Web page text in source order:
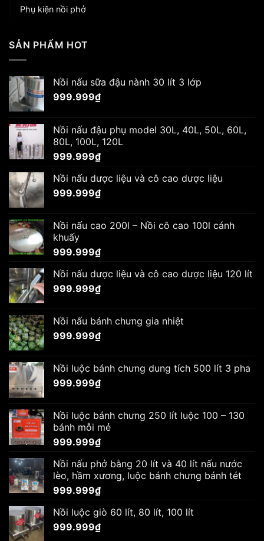
Phụ kiện nồi phở
SẢN PHẨM HOT
Nồi nấu sữa đậu nành 30 lít 3 lớp
999.999₫
Nồi nấu đậu phụ model 30L, 40L, 50L, 60L,
80L, 100L, 120L
999.999₫
Nồi nấu dược liệu và cô cao dược liệu
999.999₫
Nồi nấu cao 200l – Nồi cô cao 100l cánh
khuấy
999.999₫
Nồi nấu dược liệu và cô cao dược liệu 120 lít
999.999₫
Nồi nấu bánh chưng gia nhiệt
999.999₫
Nồi luộc bánh chưng dung tích 500 lít 3 pha
999.999₫
Nồi luộc bánh chưng 250 lít luộc 100 – 130
bánh mỗi mẻ
999.999₫
Nồi nấu phở bằng 20 lít và 40 lít nấu nước
lèo, hầm xương, luộc bánh chưng bánh tét
999.999₫
Nồi luộc giò 60 lít, 80 lít, 100 lít
999.999₫